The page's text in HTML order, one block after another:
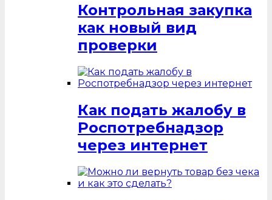
Контрольная закупка
как новый вид
проверки
Как подать жалобу в
Роспотребнадзор
через интернет